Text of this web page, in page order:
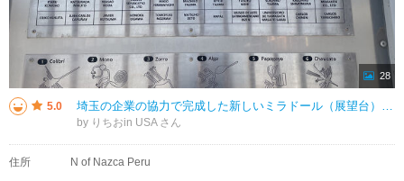
28
5.0 埼玉の企業の協力で完成した新しいミラドール（展望台） 空中から見るり間近で見る地上絵は、力強い線で感動します。 少し不便な場所にありますが、セスナに乗る前に見た方が良いです。 私はペルーホップで立ち寄りポイントで
by りちおin USA
住所 N of Nazca Peru